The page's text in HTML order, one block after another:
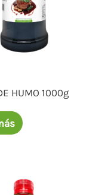
HUMO 1000g